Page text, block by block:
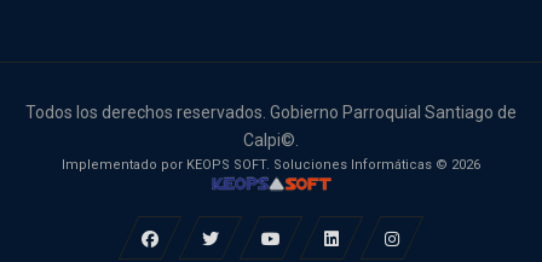
Todos los derechos reservados. Gobierno Parroquial Santiago de
Calpi©.
Implementado por KEOPS SOFT. Soluciones Informáticas © 2026